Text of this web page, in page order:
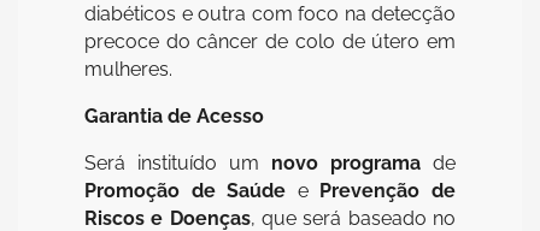
diabéticos e outra com foco na detecção
precoce do câncer de colo de útero em
mulheres.
Garantia de Acesso
Será instituído um novo programa de
Promoção de Saúde e Prevenção de
Riscos e Doenças, que será baseado no